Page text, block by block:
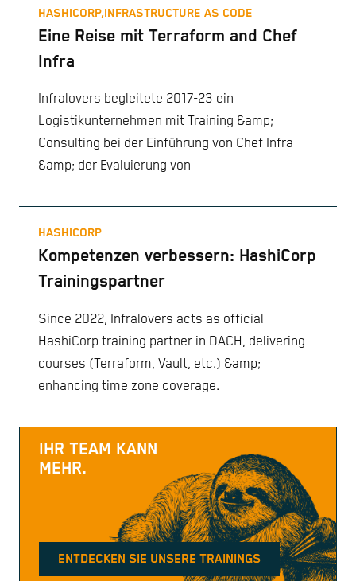
HASHICORP,INFRASTRUCTURE AS CODE
Eine Reise mit Terraform and Chef
Infra
Infralovers begleitete 2017-23 ein
Logistikunternehmen mit Training &amp;
Consulting bei der Einführung von Chef Infra
&amp; der Evaluierung von
HASHICORP
Kompetenzen verbessern: HashiCorp
Trainingspartner
Since 2022, Infralovers acts as official
HashiCorp training partner in DACH, delivering
courses (Terraform, Vault, etc.) &amp;
enhancing time zone coverage.
IHR TEAM KANN
MEHR.
ENTDECKEN SIE UNSERE TRAININGS